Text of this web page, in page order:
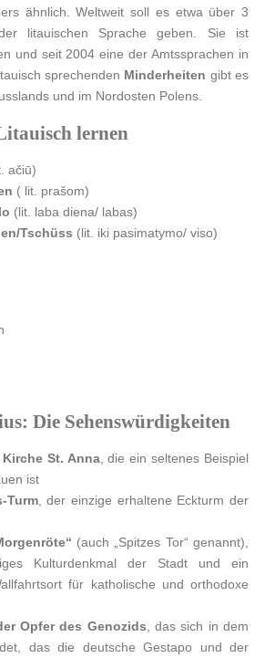
ähnlich. Weltweit soll es etwa über 3
litauischen Sprache geben. Sie ist
und seit 2004 eine der Amtssprachen in
sprechenden Minderheiten gibt es
und im Nordosten Polens.
lernen
ačiū)
( lit. prašom)
(lit. laba diena/ labas)
Tschüss (lit. iki pasimatymo/ viso)
Die Sehenswürdigkeiten
Kirche St. Anna, die ein seltenes Beispiel
ist
Turm, der einzige erhaltene Eckturm der
(auch „Spitzes Tor“ genannt),
Kulturdenkmal der Stadt und ein
für katholische und orthodoxe
Opfer des Genozids , das sich in dem
das die deutsche Gestapo und der